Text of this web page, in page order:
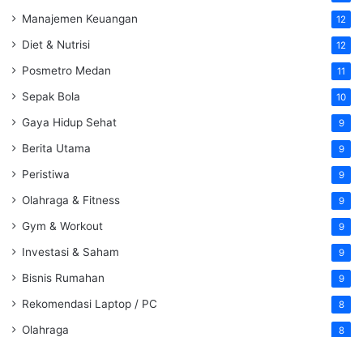
Manajemen Keuangan 12
Diet & Nutrisi 12
Posmetro Medan 11
Sepak Bola 10
Gaya Hidup Sehat 9
Berita Utama 9
Peristiwa 9
Olahraga & Fitness 9
Gym & Workout 9
Investasi & Saham 9
Bisnis Rumahan 9
Rekomendasi Laptop / PC 8
Olahraga 8